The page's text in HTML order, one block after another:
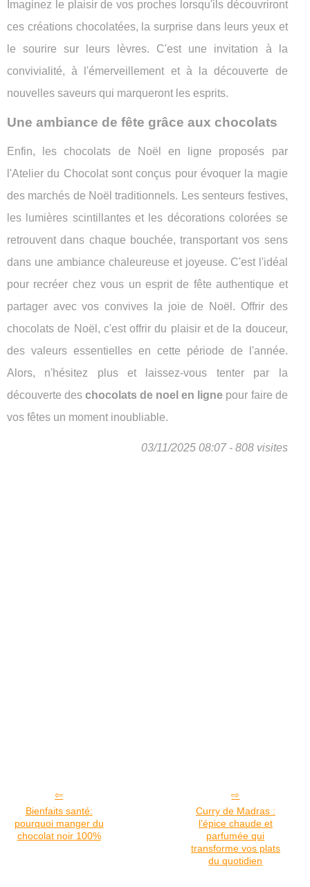
Imaginez le plaisir de vos proches lorsqu'ils découvriront
ces créations chocolatées, la surprise dans leurs yeux et
le sourire sur leurs lèvres. C'est une invitation à la
convivialité, à l'émerveillement et à la découverte de
nouvelles saveurs qui marqueront les esprits.
Une ambiance de fête grâce aux chocolats
Enfin, les chocolats de Noël en ligne proposés par
l'Atelier du Chocolat sont conçus pour évoquer la magie
des marchés de Noël traditionnels. Les senteurs festives,
les lumières scintillantes et les décorations colorées se
retrouvent dans chaque bouchée, transportant vos sens
dans une ambiance chaleureuse et joyeuse. C'est l'idéal
pour recréer chez vous un esprit de fête authentique et
partager avec vos convives la joie de Noël. Offrir des
chocolats de Noël, c'est offrir du plaisir et de la douceur,
des valeurs essentielles en cette période de l'année.
Alors, n'hésitez plus et laissez-vous tenter par la
découverte deschocolats de noel en ligne pour faire de
vos fêtes un moment inoubliable.
03/11/2025 08:07 - 808 visites
Bienfaits santé:
pourquoi manger du
chocolat noir 100%
Curry de Madras :
l’épice chaude et
parfumée qui
transforme vos plats
du quotidien